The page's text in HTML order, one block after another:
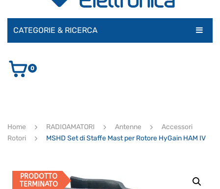
CATEGORIE & RICERCA
AUDIO E VIDEO
ULTIMI ARRIVI
0
Home RADIOAMATORI Antenne
Accessori
Rotori
MSHD Set di Staffe Mast per Rotore HyGain HAM IV
PRODOTTO
TERMINATO